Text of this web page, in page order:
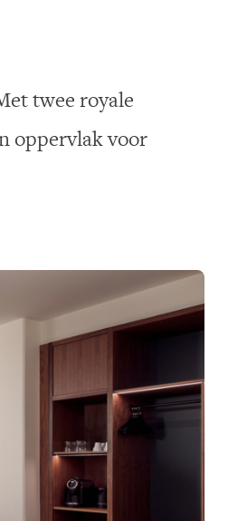
twee royale
oppervlak voor